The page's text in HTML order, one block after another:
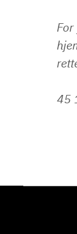
45